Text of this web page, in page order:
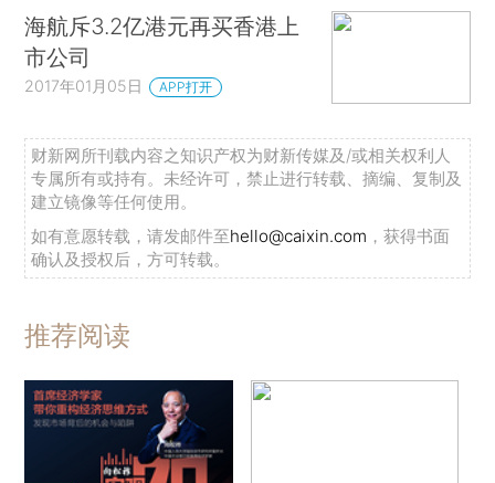
海航斥3.2亿港元再买香港上
市公司
2017年01月05日 APP打开
财新网所刊载内容之知识产权为财新传媒及/或相关权利人
专属所有或持有。未经许可，禁止进行转载、摘编、复制及
建立镜像等任何使用。
如有意愿转载，请发邮件至hello@caixin.com ，获得书面
确认及授权后，方可转载。
推荐阅读